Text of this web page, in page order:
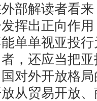
部解读者看
挥出正向作
单单视亚投
，还应当把
对外开放格
从贸易开放